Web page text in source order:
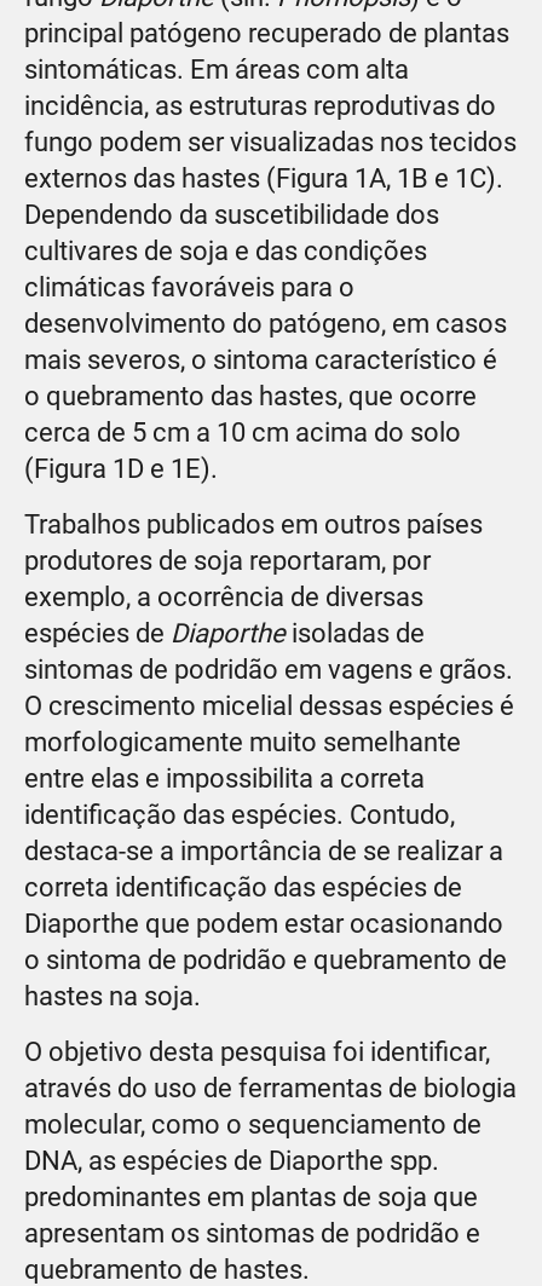
principal patógeno recuperado de plantas
sintomáticas. Em áreas com alta
incidência, as estruturas reprodutivas do
fungo podem ser visualizadas nos tecidos
externos das hastes (Figura 1A, 1B e 1C).
Dependendo da suscetibilidade dos
cultivares de soja e das condições
climáticas favoráveis para o
desenvolvimento do patógeno, em casos
mais severos, o sintoma característico é
o quebramento das hastes, que ocorre
cerca de 5 cm a 10 cm acima do solo
(Figura 1D e 1E).
Trabalhos publicados em outros países
produtores de soja reportaram, por
exemplo, a ocorrência de diversas
espécies de Diaportheisoladas de
sintomas de podridão em vagens e grãos.
O crescimento micelial dessas espécies é
morfologicamente muito semelhante
entre elas e impossibilita a correta
identificação das espécies. Contudo,
destaca-se a importância de se realizar a
correta identificação das espécies de
Diaporthe que podem estar ocasionando
o sintoma de podridão e quebramento de
hastes na soja.
O objetivo desta pesquisa foi identificar,
através do uso de ferramentas de biologia
molecular, como o sequenciamento de
DNA, as espécies de Diaporthe spp.
predominantes em plantas de soja que
apresentam os sintomas de podridão e
quebramento de hastes.